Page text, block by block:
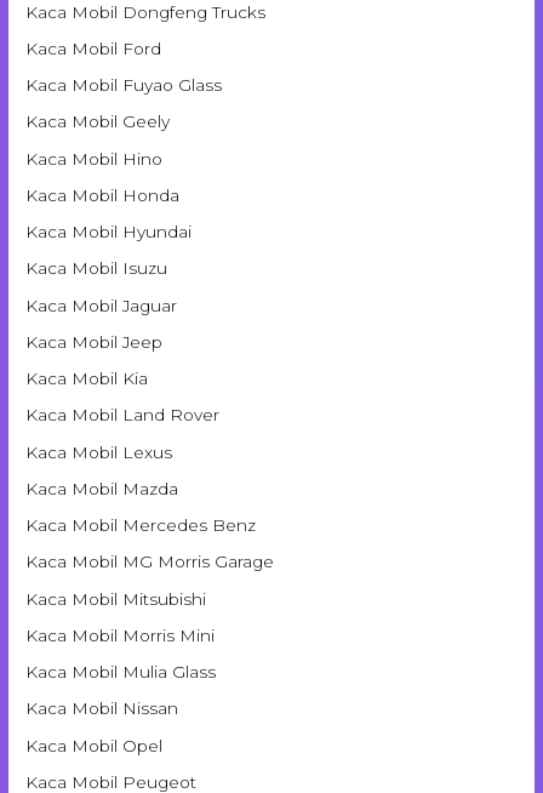
Kaca Mobil Dongfeng Trucks
Kaca Mobil Ford
Kaca Mobil Fuyao Glass
Kaca Mobil Geely
Kaca Mobil Hino
Kaca Mobil Honda
Kaca Mobil Hyundai
Kaca Mobil Isuzu
Kaca Mobil Jaguar
Kaca Mobil Jeep
Kaca Mobil Kia
Kaca Mobil Land Rover
Kaca Mobil Lexus
Kaca Mobil Mazda
Kaca Mobil Mercedes Benz
Kaca Mobil MG Morris Garage
Kaca Mobil Mitsubishi
Kaca Mobil Morris Mini
Kaca Mobil Mulia Glass
Kaca Mobil Nissan
Kaca Mobil Opel
Kaca Mobil Peugeot